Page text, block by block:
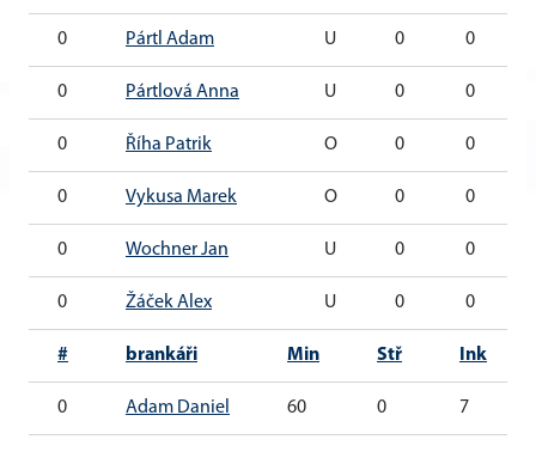
0 Pártl Adam U 0 0
0 Pártlová Anna U 0 0
0 Říha Patrik O 0 0
0 Vykusa Marek O 0 0
0 Wochner Jan U 0 0
0 Žáček Alex U 0 0
# brankáři Min Stř Ink
0 Adam Daniel 60 0 7